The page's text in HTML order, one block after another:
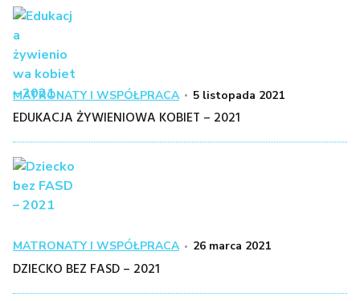
Kategoria
MATRONATY I WSPÓŁPRACA
Posted
on
5 listopada 2021
EDUKACJA ŻYWIENIOWA KOBIET – 2021
Kategoria
MATRONATY I WSPÓŁPRACA
Posted
26 marca 2021
DZIECKO BEZ FASD – 2021